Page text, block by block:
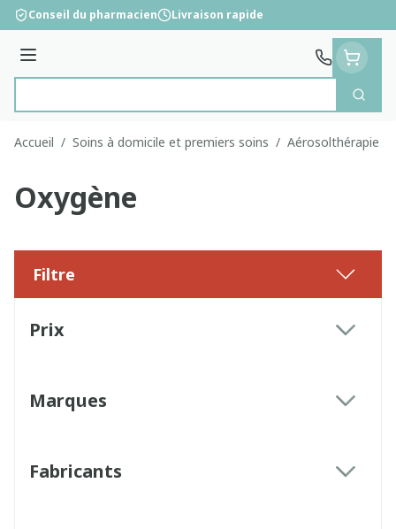
Aller au contenu
Conseil du pharmacien Livraison rapide
Menu
Accueil / Soins à domicile et premiers soins / Aérosolthérapie
Oxygène
Filtre
Prix
Marques
Fabricants